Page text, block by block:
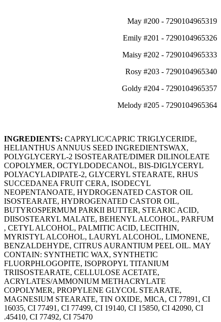
7290104965319 - May #200
7290104965326 - Emily #201
Maisy #202 - 7290104965333
Rosy #203 - 7290104965340
Goldy #204 - 7290104965357
Melody #205 - 7290104965364
INGREDIENTS: CAPRYLIC/CAPRIC TRIGLYCERIDE,
HELIANTHUS ANNUUS SEED INGREDIENTSWAX,
POLYGLYCERYL-2 ISOSTEARATE/DIMER DILINOLEATE
COPOLYMER, OCTYLDODECANOL, BIS-DIGLYCERYL
POLYACYLADIPATE-2, GLYCERYL STEARATE, RHUS
SUCCEDANEA FRUIT CERA, ISODECYL
NEOPENTANOATE, HYDROGENATED CASTOR OIL
ISOSTEARATE, HYDROGENATED CASTOR OIL,
BUTYROSPERMUM PARKII BUTTER, STEARIC ACID,
DIISOSTEARYL MALATE, BEHENYL ALCOHOL, PARFUM
, CETYL ALCOHOL, PALMITIC ACID, LECITHIN,
MYRISTYL ALCOHOL, LAURYL ALCOHOL, LIMONENE,
BENZALDEHYDE, CITRUS AURANTIUM PEEL OIL. MAY
CONTAIN: SYNTHETIC WAX, SYNTHETIC
FLUORPHLOGOPITE, ISOPROPYL TITANIUM
TRIISOSTEARATE, CELLULOSE ACETATE,
ACRYLATES/AMMONIUM METHACRYLATE
COPOLYMER, PROPYLENE GLYCOL STEARATE,
MAGNESIUM STEARATE, TIN OXIDE, MICA, CI 77891, CI
16035, CI 77491, CI 77499, CI 19140, CI 15850, CI 42090, CI
45410, CI 77492, CI 75470.